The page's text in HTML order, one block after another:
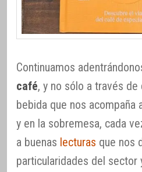
Continuamos
café, y no sólo a través
bebida que nos acompaña
y en la sobremesa, cada
a buenas lecturas que nos
particularidades del sector